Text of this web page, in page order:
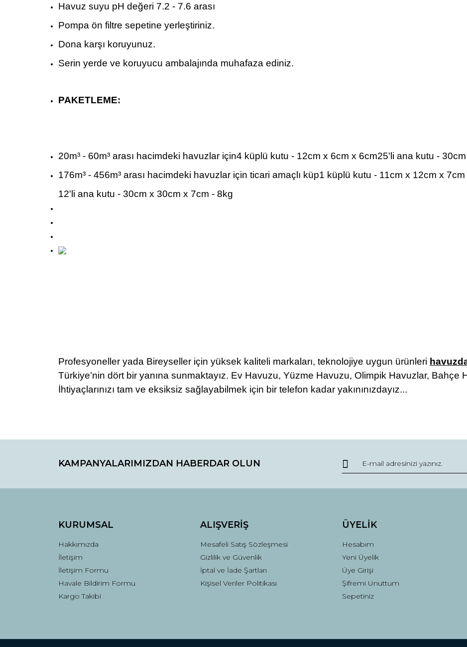
Havuz suyu pH değeri 7.2 - 7.6 arası
Pompa ön filtre sepetine yerleştiriniz.
Dona karşı koruyunuz.
Serin yerde ve koruyucu ambalajında muhafaza ediniz.
PAKETLEME:
20m³ - 60m³ arası hacimdeki havuzlar için4 küplü kutu - 12cm x 6cm x 6cm25'li ana kutu -
176m³ - 456m³ arası hacimdeki havuzlar için ticari amaçlı küp1 küplü kutu - 11cm x 12cm x 7cm
12'li ana kutu - 30cm x 30cm x 7cm - 8kg
Profesyoneller yada Bireyseller için yüksek kaliteli markaları, teknolojiye uygun ürünleri
Türkiye’nin dört bir yanına sunmaktayız. Ev Havuzu, Yüzme Havuzu, Olimpik Havuzlar, Bahçe
İhtiyaçlarınızı tam ve eksiksiz sağlayabilmek için bir telefon kadar yakınınızdayız...
Yorum Yaz
KAMPANYALARIMIZDAN HABERDAR OLUN
KURUMSAL
Hakkımızda
İletişim
İletişim Formu
Havale Bildirim Formu
Kargo Takibi
ALIŞVERİŞ
Mesafeli Satış Sözleşmesi
Gizlilik ve Güvenlik
İptal ve İade Şartları
Kişisel Veriler Politikası
ÜYELİK
Hesabım
Yeni Üyelik
Üye Girişi
Şifremi Unuttum
Sepetiniz